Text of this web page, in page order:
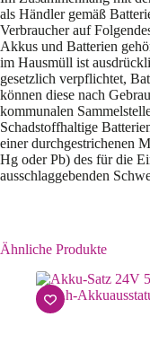
als Händler gemäß
Verbraucher auf
Akkus und Batterien
im Hausmüll ist
gesetzlich verpflichtet,
können diese nach
kommunalen
Schadstoffhaltige
einer durchgestrichenen
Hg oder Pb) des für die
ausschlaggebenden
Ähnliche Produkte